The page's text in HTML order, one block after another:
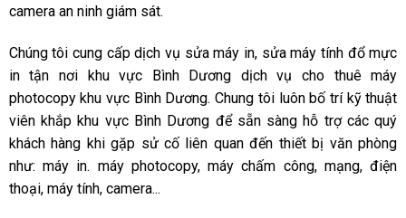
camera an ninh giám sát.
Chúng tôi cung cấp dịch vụ sửa máy in, sửa máy tính đổ mực
in tận nơi khu vực Bình Dương dịch vụ cho thuê máy
photocopy khu vực Bình Dương. Chung tôi luôn bố trí kỹ thuật
viên khắp khu vực Bình Dương để sẵn sàng hỗ trợ các quý
khách hàng khi gặp sử cố liên quan đến thiết bị văn phòng
như: máy in. máy photocopy, máy chấm công, mạng, điện
thoại, máy tính, camera...